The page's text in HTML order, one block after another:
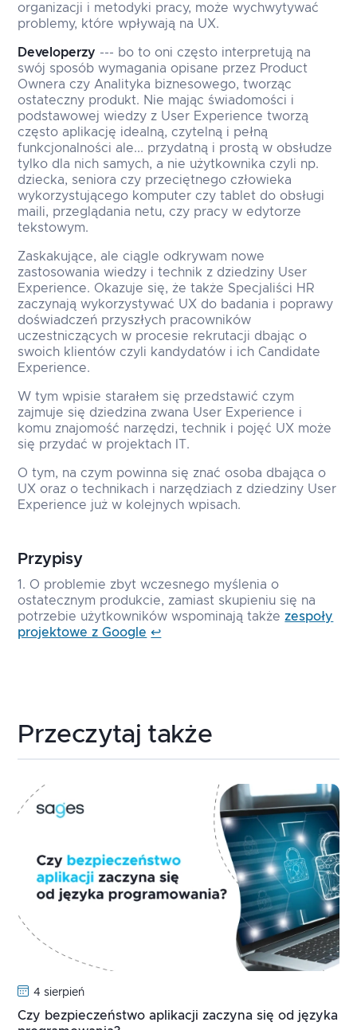
organizacji i metodyki pracy, może wychwytywać
problemy, które wpływają na UX.
Developerzy --- bo to oni często interpretują na
swój sposób wymagania opisane przez Product
Ownera czy Analityka biznesowego, tworząc
ostateczny produkt. Nie mając świadomości i
podstawowej wiedzy z User Experience tworzą
często aplikację idealną, czytelną i pełną
funkcjonalności ale... przydatną i prostą w obsłudze
tylko dla nich samych, a nie użytkownika czyli np.
dziecka, seniora czy przeciętnego człowieka
wykorzystującego komputer czy tablet do obsługi
maili, przeglądania netu, czy pracy w edytorze
tekstowym.
Zaskakujące, ale ciągle odkrywam nowe
zastosowania wiedzy i technik z dziedziny User
Experience. Okazuje się, że także Specjaliści HR
zaczynają wykorzystywać UX do badania i poprawy
doświadczeń przyszłych pracowników
uczestniczących w procesie rekrutacji dbając o
swoich klientów czyli kandydatów i ich Candidate
Experience.
W tym wpisie starałem się przedstawić czym
zajmuje się dziedzina zwana User Experience i
komu znajomość narzędzi, technik i pojęć UX może
się przydać w projektach IT.
O tym, na czym powinna się znać osoba dbająca o
UX oraz o technikach i narzędziach z dziedziny User
Experience już w kolejnych wpisach.
Przypisy
Footnotes
O problemie zbyt wczesnego myślenia o
ostatecznym produkcie, zamiast skupieniu się na
potrzebie użytkowników wspominają takżezespoły
projektowe z Google ↩
Przeczytaj także
4 sierpień
Czy bezpieczeństwo aplikacji zaczyna się od języka